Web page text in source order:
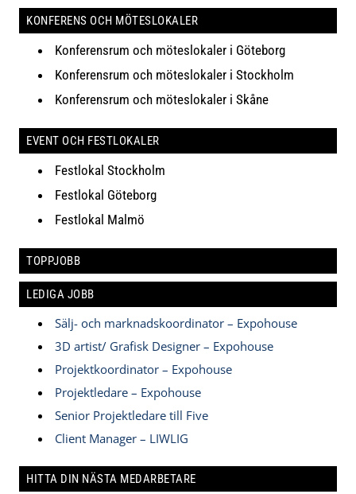
KONFERENS OCH MÖTESLOKALER
Konferensrum och möteslokaler i Göteborg
Konferensrum och möteslokaler i Stockholm
Konferensrum och möteslokaler i Skåne
EVENT OCH FESTLOKALER
Festlokal Stockholm
Festlokal Göteborg
Festlokal Malmö
TOPPJOBB
LEDIGA JOBB
Sälj- och marknadskoordinator – Expohouse
3D artist/ Grafisk Designer – Expohouse
Projektkoordinator – Expohouse
Projektledare – Expohouse
Senior Projektledare till Five
Client Manager – LIWLIG
HITTA DIN NÄSTA MEDARBETARE